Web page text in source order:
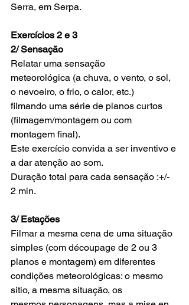
Serra, em Serpa.
Exercícios 2 e 3
2/ Sensação
Relatar uma sensação
meteorológica (a chuva, o vento, o sol,
o nevoeiro, o frio, o calor, etc.)
filmando uma série de planos curtos
(filmagem/montagem ou com
montagem final).
Este exercício convida a ser inventivo e
a dar atenção ao som.
Duração total para cada sensação :+/-
2 min.
3/ Estações
Filmar a mesma cena de uma situação
simples (com découpage de 2 ou 3
planos e montagem) em diferentes
condições meteorológicas: o mesmo
sitio, a mesma situação, os